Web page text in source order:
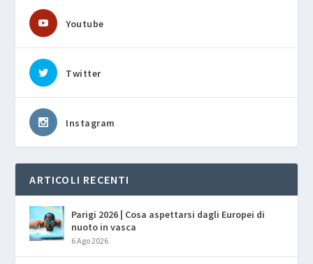
Youtube
Twitter
Instagram
ARTICOLI RECENTI
Parigi 2026 | Cosa aspettarsi dagli Europei di
nuoto in vasca
6 Ago 2026